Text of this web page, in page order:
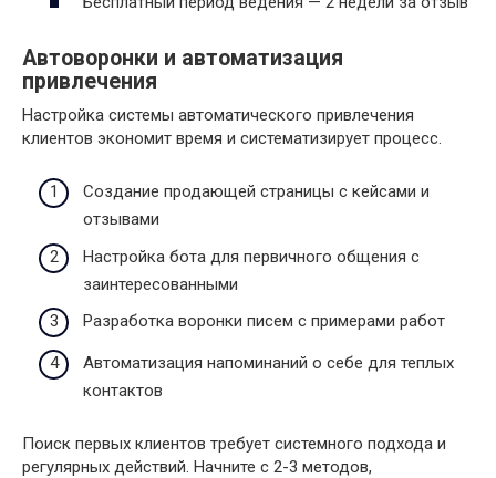
Автоворонки и автоматизация
привлечения
Настройка системы автоматического привлечения
клиентов экономит время и систематизирует процесс.
Создание продающей страницы с кейсами и
отзывами
Настройка бота для первичного общения с
заинтересованными
Разработка воронки писем с примерами работ
Автоматизация напоминаний о себе для теплых
контактов
Поиск первых клиентов требует системного подхода и
регулярных действий. Начните с 2-3 методов,